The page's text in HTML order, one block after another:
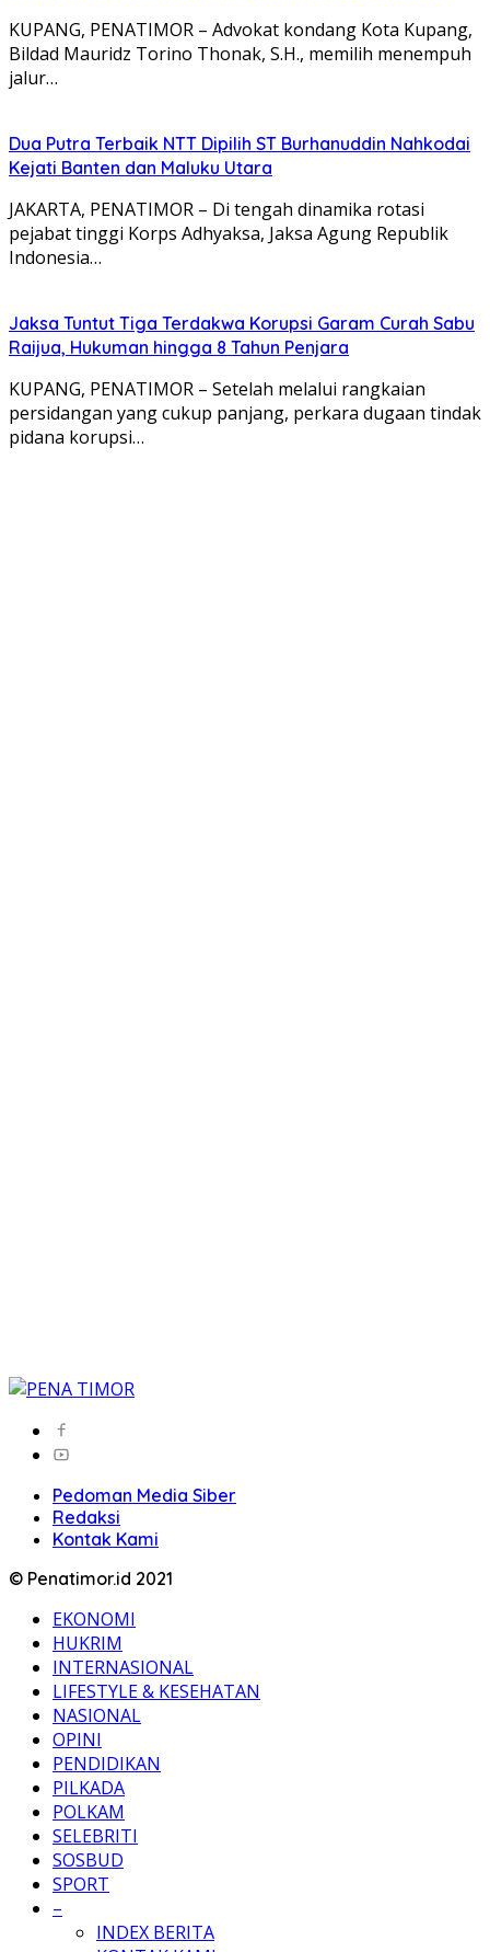
KUPANG, PENATIMOR – Advokat kondang Kota Kupang,
Bildad Mauridz Torino Thonak, S.H., memilih menempuh
jalur…
Dua Putra Terbaik NTT Dipilih ST Burhanuddin Nahkodai
Kejati Banten dan Maluku Utara
JAKARTA, PENATIMOR – Di tengah dinamika rotasi
pejabat tinggi Korps Adhyaksa, Jaksa Agung Republik
Indonesia…
Jaksa Tuntut Tiga Terdakwa Korupsi Garam Curah Sabu
Raijua, Hukuman hingga 8 Tahun Penjara
KUPANG, PENATIMOR – Setelah melalui rangkaian
persidangan yang cukup panjang, perkara dugaan tindak
pidana korupsi…
Pedoman Media Siber
Redaksi
Kontak Kami
© Penatimor.id 2021
EKONOMI
HUKRIM
INTERNASIONAL
LIFESTYLE & KESEHATAN
NASIONAL
OPINI
PENDIDIKAN
PILKADA
POLKAM
SELEBRITI
SOSBUD
SPORT
–
INDEX BERITA